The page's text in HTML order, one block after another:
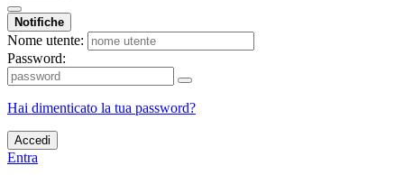
Notifiche
Nome utente:
Password:
Hai dimenticato la tua password?
Accedi
Entra